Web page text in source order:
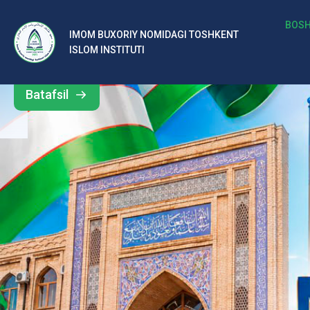
IMOM BUXORIY NOMIDAGI TOSHKENT
ISLOM INSTITUTI
b
al
ar
o‘
rt
a
si
d
Barcha
yangiliklar
Batafsil